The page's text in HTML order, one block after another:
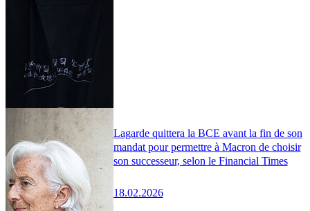
Lagarde quittera la BCE avant la fin de son
mandat pour permettre à Macron de choisir
son successeur, selon le Financial Times
18.02.2026